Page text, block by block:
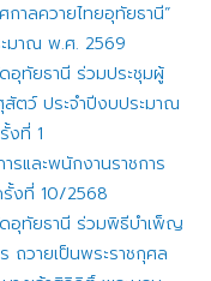
กาลควายไทยอุทัยธานี”
มาณ พ.ศ. 2569
อุทัยธานี ร่วมประชุมผู้
ตว์ ประจำปีงบประมาณ
งที่ 1
ารและพนักงานราชการ
รั้งที่ 10/2568
อุทัยธานี ร่วมพิธีบำเพ็ญ
ถวายเป็นพระราชกุศล